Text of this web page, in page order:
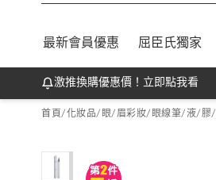
最新會員優惠 屈臣氏獨家
激推換購優惠價！立即點我看
首頁/化妝品/ 眼/眉彩妝/ 眼線筆/液/膠/